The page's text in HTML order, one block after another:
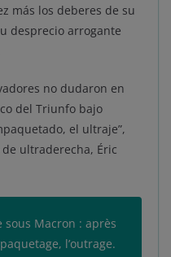
más los deberes de su
desprecio arrogante
no dudaron en
del Triunfo bajo
el ultraje”,
ultraderecha, Éric
sous Macron : après
l’outrage.